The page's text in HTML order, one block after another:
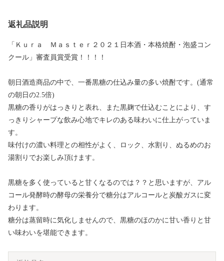
返礼品説明
「Ｋｕｒａ Ｍａｓｔｅｒ２０２１日本酒・本格焼酎・泡盛コン
クール」審査員賞受賞！！！！
朝日酒造商品の中で、一番黒糖の仕込み量の多い焼酎です。(通常
の朝日の2.5倍)
黒糖の香りがはっきりと表れ、また黒麹で仕込むことにより、す
っきりシャープな飲み心地でキレのある味わいに仕上がっていま
す。
味付けの濃い料理との相性がよく、ロック、水割り、ぬるめのお
湯割りでお楽しみ頂けます。
黒糖を多く使っていると甘くなるのでは？？と思いますが、アル
コール発酵時の酵母の栄養分で糖分はアルコールと炭酸ガスに変
わります。
糖分は蒸留時に気化しませんので、黒糖のほのかに甘い香りと甘
い味わいを堪能できます。